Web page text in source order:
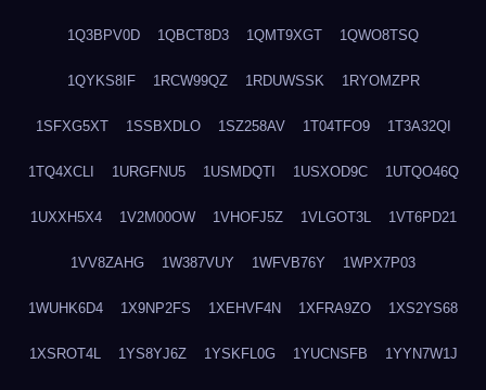
1Q3BPV0D 1QBCT8D3 1QMT9XGT 1QWO8TSQ
1QYKS8IF 1RCW99QZ 1RDUWSSK 1RYOMZPR
1SFXG5XT 1SSBXDLO 1SZ258AV 1T04TFO9 1T3A32QI
1TQ4XCLI 1URGFNU5 1USMDQTI 1USXOD9C 1UTQO46Q
1UXXH5X4 1V2M00OW 1VHOFJ5Z 1VLGOT3L 1VT6PD21
1VV8ZAHG 1W387VUY 1WFVB76Y 1WPX7P03
1WUHK6D4 1X9NP2FS 1XEHVF4N 1XFRA9ZO 1XS2YS68
1XSROT4L 1YS8YJ6Z 1YSKFL0G 1YUCNSFB 1YYN7W1J